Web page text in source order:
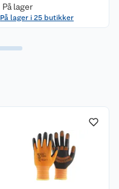
På lager
På lager i 25 butikker